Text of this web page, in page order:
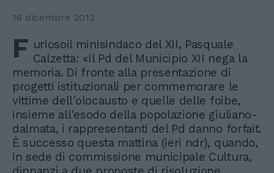
16 dicembre 2012
F uriosoil minisindaco del XII, Pasquale
Calzetta: «Il Pd del Municipio XII nega la
memoria. Di fronte alla presentazione di
progetti istituzionali per commemorare le
vittime dell'olocausto e quelle delle foibe,
insieme all'esodo della popolazione giuliano-
dalmata, i rappresentanti del Pd danno forfait.
È successo questa mattina (ieri ndr), quando,
in sede di commissione municipale Cultura,